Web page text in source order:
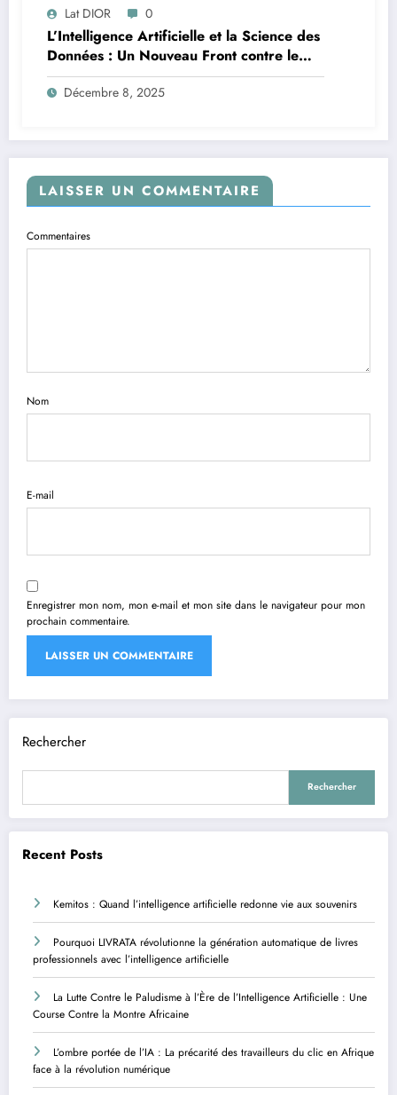
Lat DIOR 0
L’Intelligence Artificielle et la Science des
Données : Un Nouveau Front contre le
Paludisme en Afrique
Décembre 8, 2025
LAISSER UN COMMENTAIRE
Commentaires
Nom
E-mail
Enregistrer mon nom, mon e-mail et mon site dans le navigateur pour mon
prochain commentaire.
Rechercher
Rechercher
Recent Posts
Kemitos : Quand l’intelligence artificielle redonne vie aux souvenirs
Pourquoi LIVRATA révolutionne la génération automatique de livres
professionnels avec l’intelligence artificielle
La Lutte Contre le Paludisme à l’Ère de l’Intelligence Artificielle : Une
Course Contre la Montre Africaine
L’ombre portée de l’IA : La précarité des travailleurs du clic en Afrique
face à la révolution numérique